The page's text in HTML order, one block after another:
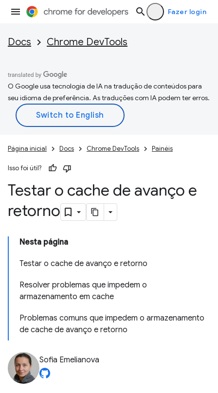
Fazer login
Docs Chrome DevTools
O Google usa tecnologia de IA na tradução de conteúdos para
seu idioma de preferência. As traduções com IA podem ter erros.
Página inicial Docs Chrome DevTools Painéis
Isso foi útil?
Testar o cache de avanço e
retorno
Nesta página
Testar o cache de avanço e retorno
Resolver problemas que impedem o
armazenamento em cache
Problemas comuns que impedem o armazenamento
de cache de avanço e retorno
Sofia Emelianova